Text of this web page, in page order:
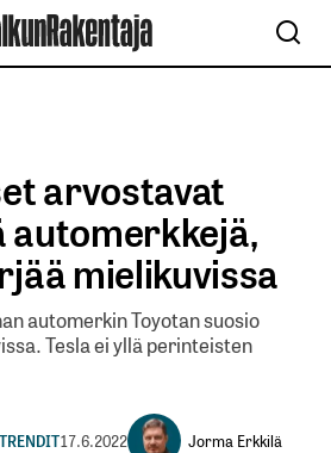
arvostavat
automerkkejä,
mielikuvissa
automerkin Toyotan suosio
Tesla ei yllä perinteisten
17.6.2022
Jorma Erkkilä